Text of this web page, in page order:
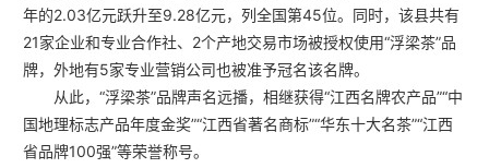
年的2.03亿元跃升至9.28亿元，列全国第45位。同时，该县共有
21家企业和专业合作社、2个产地交易市场被授权使用“浮梁茶”品
牌，外地有5家专业营销公司也被准予冠名该名牌。
从此，“浮梁茶”品牌声名远播，相继获得“江西名牌农产品”“中
国地理标志产品年度金奖”“江西省著名商标”“华东十大名茶”“江西
省品牌100强”等荣誉称号。